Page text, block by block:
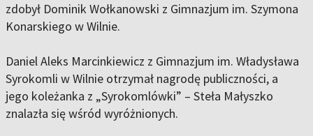
zdobył Dominik Wołkanowski z Gimnazjum im. Szymona
Konarskiego w Wilnie.
Daniel Aleks Marcinkiewicz z Gimnazjum im. Władysława
Syrokomli w Wilnie otrzymał nagrodę publiczności, a
jego koleżanka z „Syrokomlówki” – Steła Małyszko
znalazła się wśród wyróżnionych.